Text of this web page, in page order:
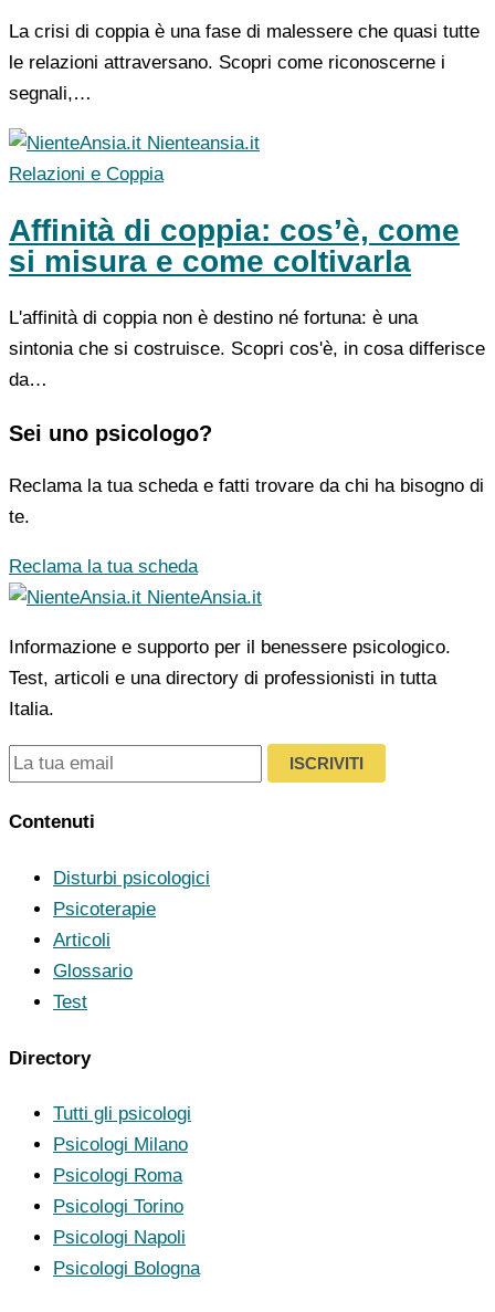
La crisi di coppia è una fase di malessere che quasi tutte
le relazioni attraversano. Scopri come riconoscerne i
segnali,…
Nienteansia.it
Relazioni e Coppia
Affinità di coppia: cos’è, come
si misura e come coltivarla
L'affinità di coppia non è destino né fortuna: è una
sintonia che si costruisce. Scopri cos'è, in cosa differisce
da…
Sei uno psicologo?
Reclama la tua scheda e fatti trovare da chi ha bisogno di
te.
Reclama la tua scheda
NienteAnsia.it
Informazione e supporto per il benessere psicologico.
Test, articoli e una directory di professionisti in tutta
Italia.
ISCRIVITI
Contenuti
Disturbi psicologici
Psicoterapie
Articoli
Glossario
Test
Directory
Tutti gli psicologi
Psicologi Milano
Psicologi Roma
Psicologi Torino
Psicologi Napoli
Psicologi Bologna